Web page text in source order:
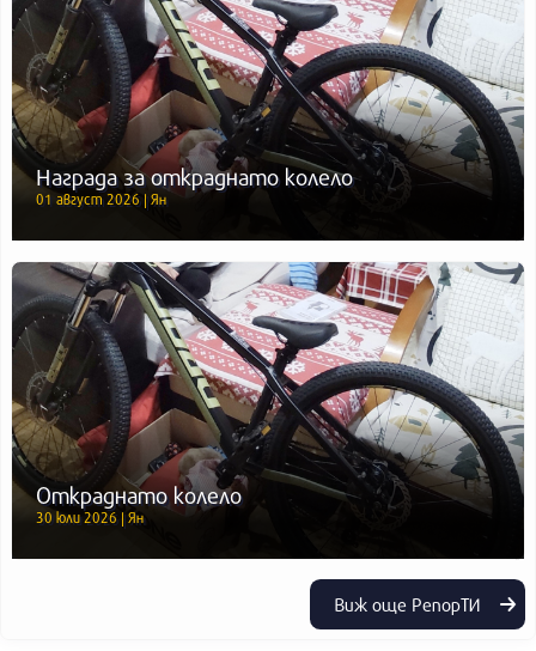
Награда за откраднато колело
01 август 2026 | Ян
Откраднато колело
30 юли 2026 | Ян
Виж още РепорТИ